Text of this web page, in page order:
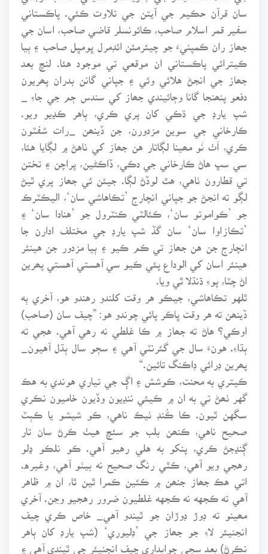
سان قرآن حڪيم جي آيتن جي تلاوت ڪئي. پاڪستاني
سفير قمر اسلام صاحب، ڪائونسلر قاضي صاحب، اسان جي
جھاز ران ڪمپنيءَ جو چيئرمئن ائڊمرل ڀومڀل صاحب ۽ ٻيا
ڪيترائي پاڪستاني ان موقعي تي موجود هئا. لنچ بعد
جھاز جي انجڻ هلائي وئي ۽ جپاني گانن بدران پھريون
دفعو پنھنجا گانا وڄائيندي جھاز کي سندس ڄم جي جاءِ _
شپ يارڊ جي ڌڪي کان پري ڪري، ٻاهر ڪڍيو ويو.
ڪارخاني جي سوين مزدورن، جن ڏينھن _رات شفٽون
ڪري، اَٺ نَو مھينا لڳاتار هن جھاز کي ٺاهڻ ۾ لڳايا هئا،
سي سڀ هاڻ ڪارخاني جي دڪي، ڏاڪڻين، پراچن ۽ تختن
تي قطارون ٺاهي، هٿ لوڏڻ لڳا. جيئن ئي جھاز پري ٿيڻ
لڳو ته انجڻ جو جپاني انچارج ’تڪاهاشي سان‘، اليڪٽرڪ
جو ’ڪواموتو سان‘، ڪئالٽي ڪنٽرول جو ’هنادا سان‘ ۽
’تڪازاوا سان‘ سان گڏ شپ يارڊ جي مختلف ادارن جا
انچارج جن هن جھاز تي ڪم ڪيو ۽ ٻيا مزدور جن هينئر
هينئر اسان کي الوداع پئي ڪيو سي آهستي آهستي پھرين
اڻ چٽا، پوءِ ڌنڌلا ٿي ويا.
ٿلهو تڪاهاشي، جيڪو هر وقت کلندو رهندو هو، آخري ٻه
ڏينھن ته هر وقت ڀاڪر پائي چوندو هو: ”چيف سان (صاحب)
اوڪي؟ هاڻ ته جھاز ۾ ڪا غلطي نه رهي آهي. هجي ته
ٻڌاءِ. هونءَ سال جي گئرنٽي آهي ۽ سڄو سال ٻڌل آهيون_
پھرين ڊرائي ڊاڪنگ تائين.“
ڪيتري به محنت، ڪوشش ۽ اڳ جي تياري هوندي به هڪ
گهر ٺھڻ تي به ان ۾ ڪيئي ننڍيون وڏيون خاميون نڪري
سگهن ٿيون. ڪا ڪُنڊ ٺيڪ ناهي، ڪو شيشو يا ڪٻٽ
صحيح ناهي، ڪنھن بلب جو سئچ هيٺ ڪرڻ سان تار
ڳنڍجڻ ڪري، پنکو به هلي رهيو آهي. ڪو نلڪو ڍلو
رهجي ويو آهي، ڪٿي رنگ صحيح نه بيٺو آهي، وغيره.
اتي هڪ جھاز جنھن ۾ ڪئين ڪمرا ٿين ٿا، ان ۾ ظاهر
آهي ته ڪجهه نه ڪجهه غلطيون ضرور رهجيو وڃن. آخري
مھينو ته ڊوڙ ڊوڙان جو ٿيندو آهي_ خاص ڪري چيف
انجنيئر لاءِ جو جھاز جي ’ڊليوري‘ (شپ يارڊ کان ٻاهر
نڪرڻ) بعد سڄي جوابداري چيف انجنيئر جي ٿيندي آهي ۽